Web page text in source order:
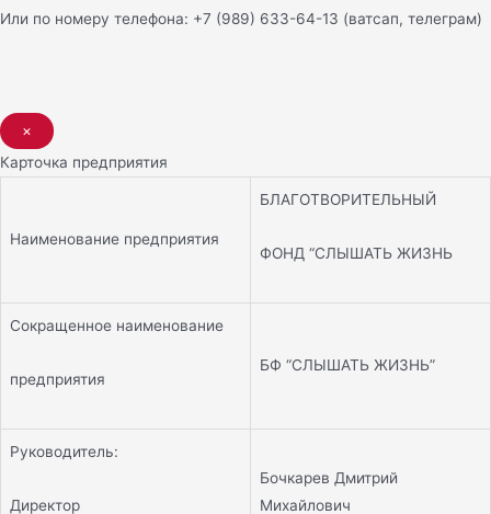
Или по номеру телефона: +7 (989) 633-64-13 (ватсап, телеграм)
×
Карточка предприятия
Наименование предприятия
БЛАГОТВОРИТЕЛЬНЫЙ
ФОНД “СЛЫШАТЬ ЖИЗНЬ
Сокращенное наименование
предприятия
БФ “СЛЫШАТЬ ЖИЗНЬ”
Руководитель:
Директор
Бочкарев Дмитрий
Михайлович